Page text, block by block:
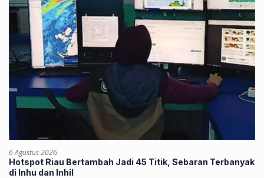
6 Agustus 2026
Hotspot Riau Bertambah Jadi 45 Titik, Sebaran Terbanyak
di Inhu dan Inhil